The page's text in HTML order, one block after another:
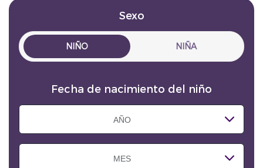
Sexo
NIÑO NIÑA
Fecha de nacimiento del niño
AÑO
MES